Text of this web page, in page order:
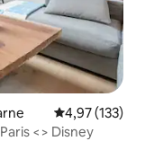
4,97 (133)
Haus, einstöckig, Terrasse + Parkplatz Paris <> Disney